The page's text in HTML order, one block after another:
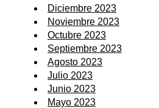
Diciembre 2023
Noviembre 2023
Octubre 2023
Septiembre 2023
Agosto 2023
Julio 2023
Junio 2023
Mayo 2023